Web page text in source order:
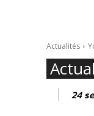
Actualités
24